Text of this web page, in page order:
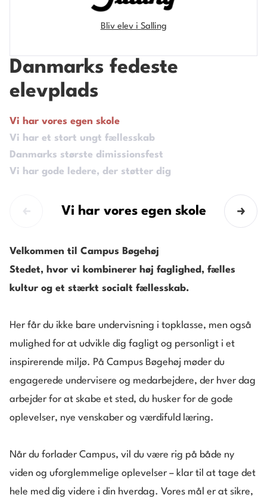
Bliv elev i Salling
Danmarks fedeste
elevplads
Vi har vores egen skole
Vi har et stort ungt fællesskab
Danmarks største dimissionsfest
Vi har gode ledere, der støtter dig
Vi har vores egen skole
Velkommen til Campus Bøgehøj
Stedet, hvor vi kombinerer høj faglighed, fælles
kultur og et stærkt socialt fællesskab.
Her får du ikke bare undervisning i topklasse, men også
mulighed for at udvikle dig fagligt og personligt i et
inspirerende miljø. På Campus Bøgehøj møder du
engagerede undervisere og medarbejdere, der hver dag
arbejder for at skabe et sted, du husker for de gode
oplevelser, nye venskaber og værdifuld læring.
Når du forlader Campus, vil du være rig på både ny
viden og uforglemmelige oplevelser – klar til at tage det
hele med dig videre i din hverdag. Vores mål er at sikre,
Få et indblik i rejsen som elev
Hop med bag kulissen på TikTok og se,
virkelig er at være elev hos os! Vi følger
venskaber til de små (og store)
ærligt, sjovt og inspirerende indblik i livet
det ud, og mærk stemningen!
Find os på TikTok
Salling Group afholder Danmarks største
hvor vi hylder og fejrer vores
Denne store begivenhed samler
dag. Dimissionen er en festlig og
oplevelse, der sætter fokus på vores
fremtidige rejse.
Læs mere om dimissionsfesten
Din kommen­de leder
Din leder har fokus på dig og dine
Lederne i Salling Group skaber de helt
godt socialt miljø.
Vores ledere er der for at vise vejen og
muligheder. Sammen lægger I stenene,
den vej, du drømmer om, uanset om den
udlandet, mod en lederkarriere eller har
på din personlige udvikling.
Gennem din elevuddannelse får du
med din leder. Før og efter skoleophold
der skal ske, og hvordan du kan bruge